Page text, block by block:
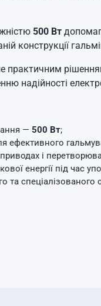
500 Вт
конструкції
практичним
надійності
— 500 Вт;
ефективного
і
енергії під час
та спеціалізованого